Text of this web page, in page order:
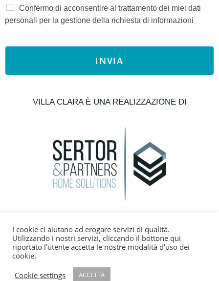
Confermo di acconsentire al trattamento dei miei dati
personali per la gestione della richiesta di informazioni
INVIA
VILLA CLARA È UNA REALIZZAZIONE DI
info@gavioimmobiliare.it
Privacy Policy
I cookie ci aiutano ad erogare servizi di qualità.
Utilizzando i nostri servizi, cliccando il bottone qui
riportato l'utente accetta le nostre modalità d'uso dei
cookie.
Cookie settings
ACCETTA